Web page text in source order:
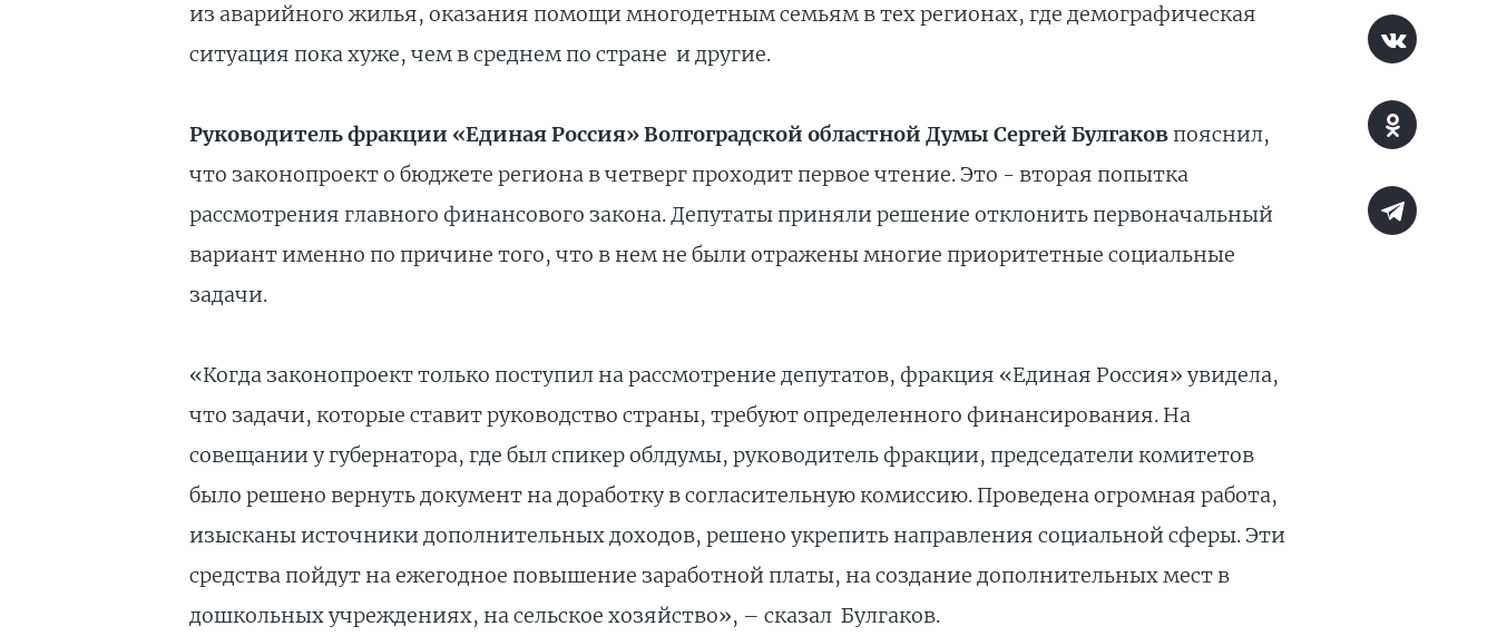
из аварийного жилья, оказания помощи многодетным семьям в тех регионах, где демографическая
ситуация пока хуже, чем в среднем по стране и другие.
Руководитель фракции «Единая Россия» Волгоградской областной Думы Сергей Булгаковпояснил,
что законопроект о бюджете региона в четверг проходит первое чтение. Это - вторая попытка
рассмотрения главного финансового закона. Депутаты приняли решение отклонить первоначальный
вариант именно по причине того, что в нем не были отражены многие приоритетные социальные
задачи.
«Когда законопроект только поступил на рассмотрение депутатов, фракция «Единая Россия» увидела,
что задачи, которые ставит руководство страны, требуют определенного финансирования. На
совещании у губернатора, где был спикер облдумы, руководитель фракции, председатели комитетов
было решено вернуть документ на доработку в согласительную комиссию. Проведена огромная работа,
изысканы источники дополнительных доходов, решено укрепить направления социальной сферы. Эти
средства пойдут на ежегодное повышение заработной платы, на создание дополнительных мест в
дошкольных учреждениях, на сельское хозяйство», – сказал Булгаков.